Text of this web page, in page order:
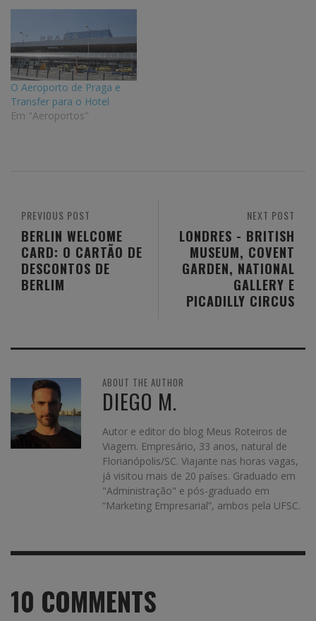
O Aeroporto de Praga e
Transfer para o Hotel
Em "Aeroportos"
NEXT POST
LONDRES - BRITISH
MUSEUM, COVENT
GARDEN, NATIONAL
GALLERY E
PICADILLY CIRCUS
PREVIOUS POST
BERLIN WELCOME
CARD: O CARTÃO DE
DESCONTOS DE
BERLIM
ABOUT THE AUTHOR
DIEGO M.
Autor e editor do blog Meus Roteiros de
Viagem. Empresário, 33 anos, natural de
Florianópolis/SC. Viajante nas horas vagas,
já visitou mais de 20 países. Graduado em
"Administração" e pós-graduado em
“Marketing Empresarial”, ambos pela UFSC.
10 COMMENTS